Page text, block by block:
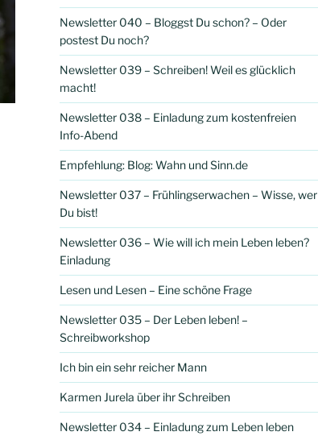
Newsletter 040 – Bloggst Du schon? – Oder
postest Du noch?
Newsletter 039 – Schreiben! Weil es glücklich
macht!
Newsletter 038 – Einladung zum kostenfreien
Info-Abend
Empfehlung: Blog: Wahn und Sinn.de
Newsletter 037 – Frühlingserwachen – Wisse, wer
Du bist!
Newsletter 036 – Wie will ich mein Leben leben?
Einladung
Lesen und Lesen – Eine schöne Frage
Newsletter 035 – Der Leben leben! –
Schreibworkshop
Ich bin ein sehr reicher Mann
Karmen Jurela über ihr Schreiben
Newsletter 034 – Einladung zum Leben leben